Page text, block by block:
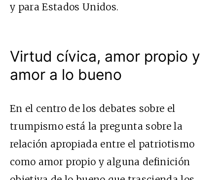
y para Estados Unidos.
Virtud cívica, amor propio y
amor a lo bueno
En el centro de los debates sobre el
trumpismo está la pregunta sobre la
relación apropiada entre el patriotismo
como amor propio y alguna definición